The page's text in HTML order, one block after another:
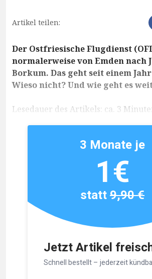
Artikel teilen:
Der Ostfriesische Flugdienst
normalerweise von Emden nach
Borkum. Das geht seit einem
Wieso nicht? Und wie geht es
Lesedauer des Artikels: ca. 3
Jetzt Artikel
Schnell bestellt – jederzeit
3 Monate je
1€
statt9,90 €